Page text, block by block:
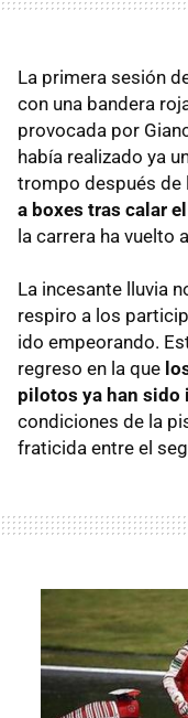
La primera sesión
con una bandera
provocada por
había realizado ya
trompo después de
a boxes tras calar
la carrera ha vuelto
La incesante lluvia
respiro a los
ido empeorando.
regreso en la que
pilotos ya han sido
condiciones de la
fraticida entre el